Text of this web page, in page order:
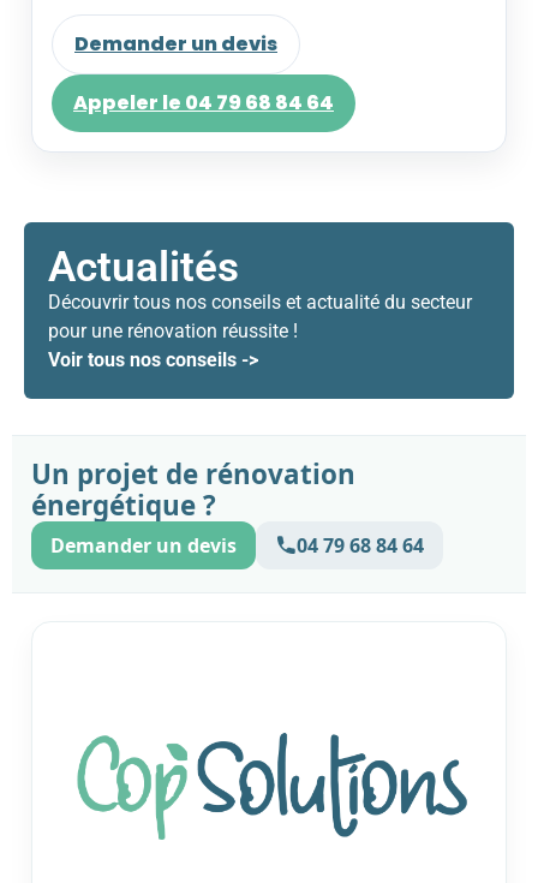
Demander un devis
Appeler le 04 79 68 84 64
Actualités
Découvrir tous nos conseils et actualité du secteur
pour une rénovation réussite !
Voir tous nos conseils ->
Un projet de rénovation
énergétique ?
Demander un devis 04 79 68 84 64